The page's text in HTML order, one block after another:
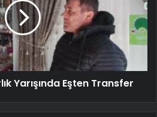
Yarışında Eşten Transfer